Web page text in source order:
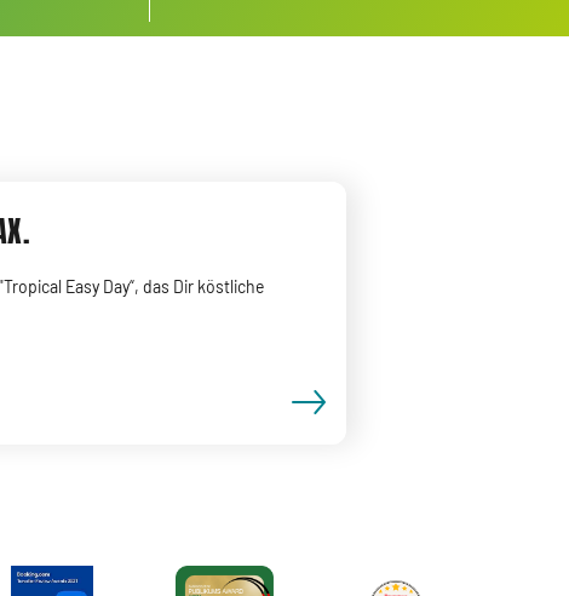
Easy Day“, das Dir köstliche